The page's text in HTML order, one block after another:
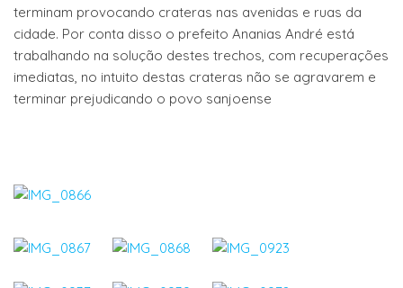
terminam provocando crateras nas avenidas e ruas da
cidade. Por conta disso o prefeito Ananias André está
trabalhando na solução destes trechos, com recuperações
imediatas, no intuito destas crateras não se agravarem e
terminar prejudicando o povo sanjoense